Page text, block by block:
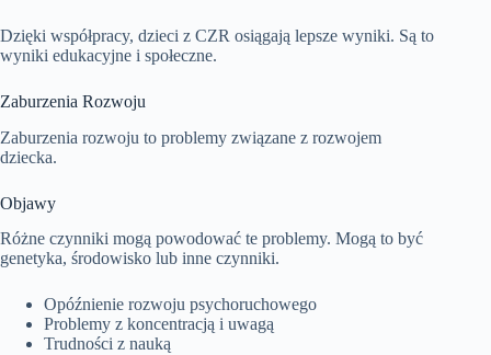
Dzięki współpracy, dzieci z CZR osiągają lepsze wyniki. Są to
wyniki edukacyjne i społeczne.
Zaburzenia Rozwoju
Zaburzenia rozwoju to problemy związane z rozwojem
dziecka.
Objawy
Różne czynniki mogą powodować te problemy. Mogą to być
genetyka, środowisko lub inne czynniki.
Opóźnienie rozwoju psychoruchowego
Problemy z koncentracją i uwagą
Trudności z nauką